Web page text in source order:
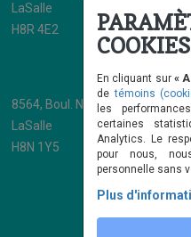
LaSalle
H8R 4E2
Volet
8564, Boul. Newman Suite 206
LaSalle
H8N 1Y5
COOKIES
En cliquant sur «
detémoins
les
certaines
Analytics. Le
pour nous,
personnelle sans
Plus